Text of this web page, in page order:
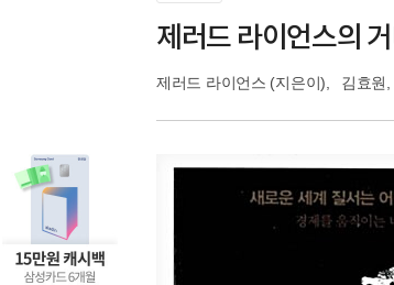
제러드 라이언스의
제러드 라이언스 (지은이), 김효원